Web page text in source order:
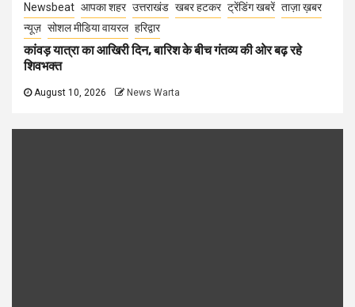
Newsbeat आपका शहर उत्तराखंड खबर हटकर ट्रेंडिंग खबरें ताज़ा ख़बर
न्यूज़ सोशल मीडिया वायरल हरिद्वार
कांवड़ यात्रा का आखिरी दिन, बारिश के बीच गंतव्य की ओर बढ़ रहे
शिवभक्त
August 10, 2026 News Warta